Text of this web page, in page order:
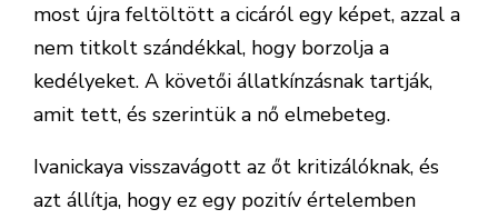
most újra feltöltött a cicáról egy képet, azzal a
nem titkolt szándékkal, hogy borzolja a
kedélyeket. A követői állatkínzásnak tartják,
amit tett, és szerintük a nő elmebeteg.
Ivanickaya visszavágott az őt kritizálóknak, és
azt állítja, hogy ez egy pozitív értelemben